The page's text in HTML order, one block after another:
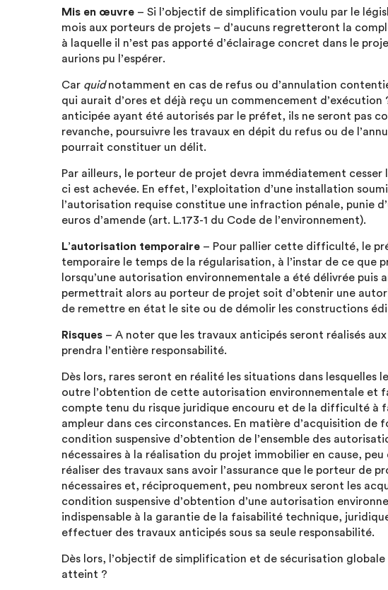
Mis en œuvre – Si l’objectif de simplification voulu par le
mois aux porteurs de projets – d’aucuns regretteront la
à laquelle il n’est pas apporté d’éclairage concret dans le
aurions pu l’espérer.
Car quidnotamment en cas de refus ou d’annulation
qui aurait d’ores et déjà reçu un commencement d’exécution
anticipée ayant été autorisés par le préfet, ils ne seront pas
revanche, poursuivre les travaux en dépit du refus ou de
pourrait constituer un délit.
Par ailleurs, le porteur de projet devra immédiatement
ci est achevée. En effet, l’exploitation d’une installation
l’autorisation requise constitue une infraction pénale, punie
euros d’amende (art. L.173-1 du Code de l’environnement).
L’autorisation temporaire – Pour pallier cette difficulté, le
temporaire le temps de la régularisation, à l’instar de ce que
lorsqu’une autorisation environnementale a été délivrée puis
permettrait alors au porteur de projet soit d’obtenir une
de remettre en état le site ou de démolir les constructions
Risques – A noter que les travaux anticipés seront réalisés
prendra l’entière responsabilité.
Dès lors, rares seront en réalité les situations dans lesquelles
outre l’obtention de cette autorisation environnementale et
compte tenu du risque juridique encouru et de la difficulté à
ampleur dans ces circonstances. En matière d’acquisition de
condition suspensive d’obtention de l’ensemble des
nécessaires à la réalisation du projet immobilier en cause,
réaliser des travaux sans avoir l’assurance que le porteur de
nécessaires et, réciproquement, peu nombreux seront les
condition suspensive d’obtention d’une autorisation
indispensable à la garantie de la faisabilité technique,
effectuer des travaux anticipés sous sa seule responsabilité.
Dès lors, l’objectif de simplification et de sécurisation
atteint ?